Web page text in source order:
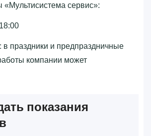
сервис»‎:
в праздники и предпраздничные
компании может
показания